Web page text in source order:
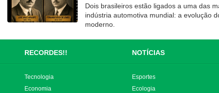
Dois brasileiros estão ligados a uma das
indústria automotiva mundial: a evolução
moderno.
RECORDES!! NOTÍCIAS
Tecnologia
Economia
Esportes
Ecologia